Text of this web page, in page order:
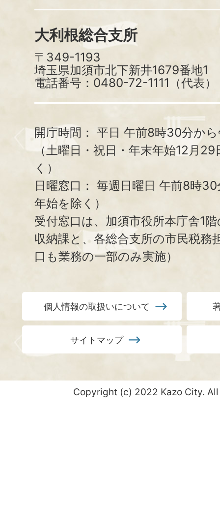
大利根総合支所
〒349-1193
埼玉県加須市北下新井1679番地1
電話番号：0480-72-1111（代表）
開庁時間： 平日 午前8時30分か
（土曜日・祝日・年末年始12月
く）
日曜窓口： 毎週日曜日 午前8時
年始を除く）
受付窓口は、加須市役所本庁舎1
収納課と、 各総合支所の市民税務
口も業務の一部のみ実施）
個人情報の取扱いについて
サイトマップ
Copyright (c) 2022 Kazo City.